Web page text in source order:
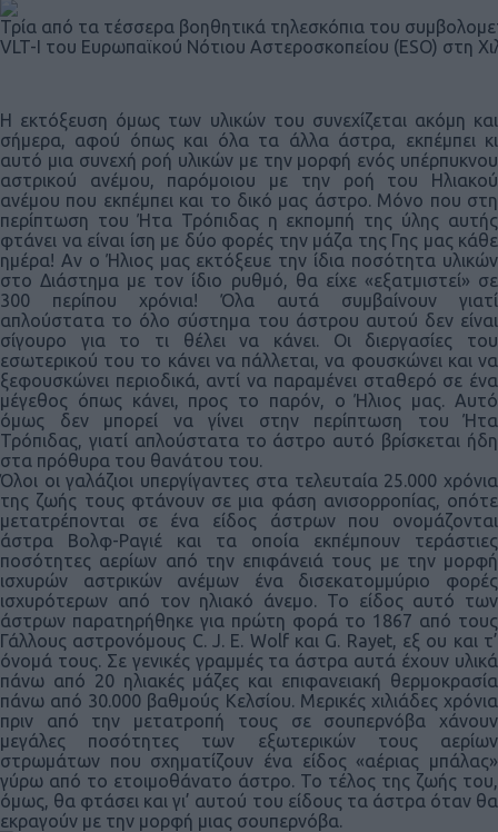
Τρία από τα τέσσερα βοηθητικά τηλεσκόπια του
VLT-I του Ευρωπαϊκού Νότιου Αστεροσκοπείου (ESO) στη
Η εκτόξευση όμως των υλικών του συνεχίζεται ακόμη και
σήμερα, αφού όπως και όλα τα άλλα άστρα, εκπέμπει κι
αυτό μια συνεχή ροή υλικών με την μορφή ενός υπέρπυκνου
αστρικού ανέμου, παρόμοιου με την ροή του Ηλιακού
ανέμου που εκπέμπει και το δικό μας άστρο. Μόνο που στη
περίπτωση του Ήτα Τρόπιδας η εκπομπή της ύλης αυτής
φτάνει να είναι ίση με δύο φορές την μάζα της Γης μας κάθε
ημέρα! Αν ο Ήλιος μας εκτόξευε την ίδια ποσότητα υλικών
στο Διάστημα με τον ίδιο ρυθμό, θα είχε «εξατμιστεί» σε
300 περίπου χρόνια! Όλα αυτά συμβαίνουν γιατί
απλούστατα το όλο σύστημα του άστρου αυτού δεν είναι
σίγουρο για το τι θέλει να κάνει. Οι διεργασίες του
εσωτερικού του το κάνει να πάλλεται, να φουσκώνει και να
ξεφουσκώνει περιοδικά, αντί να παραμένει σταθερό σε ένα
μέγεθος όπως κάνει, προς το παρόν, ο Ήλιος μας. Αυτό
όμως δεν μπορεί να γίνει στην περίπτωση του Ήτα
Τρόπιδας, γιατί απλούστατα το άστρο αυτό βρίσκεται ήδη
στα πρόθυρα του θανάτου του.
Όλοι οι γαλάζιοι υπεργίγαντες στα τελευταία 25.000 χρόνια
της ζωής τους φτάνουν σε μια φάση ανισορροπίας, οπότε
μετατρέπονται σε ένα είδος άστρων που ονομάζονται
άστρα Βολφ-Ραγιέ και τα οποία εκπέμπουν τεράστιες
ποσότητες αερίων από την επιφάνειά τους με την μορφή
ισχυρών αστρικών ανέμων ένα δισεκατομμύριο φορές
ισχυρότερων από τον ηλιακό άνεμο. Το είδος αυτό των
άστρων παρατηρήθηκε για πρώτη φορά το 1867 από τους
Γάλλους αστρονόμους C. J. E. Wolf και G. Rayet, εξ ου και τ’
όνομά τους. Σε γενικές γραμμές τα άστρα αυτά έχουν υλικά
πάνω από 20 ηλιακές μάζες και επιφανειακή θερμοκρασία
πάνω από 30.000 βαθμούς Κελσίου. Μερικές χιλιάδες χρόνια
πριν από την μετατροπή τους σε σουπερνόβα χάνουν
μεγάλες ποσότητες των εξωτερικών τους αερίων
στρωμάτων που σχηματίζουν ένα είδος «αέριας μπάλας»
γύρω από το ετοιμοθάνατο άστρο. Το τέλος της ζωής του,
όμως, θα φτάσει και γι’ αυτού του είδους τα άστρα όταν θα
εκραγούν με την μορφή μιας σουπερνόβα.